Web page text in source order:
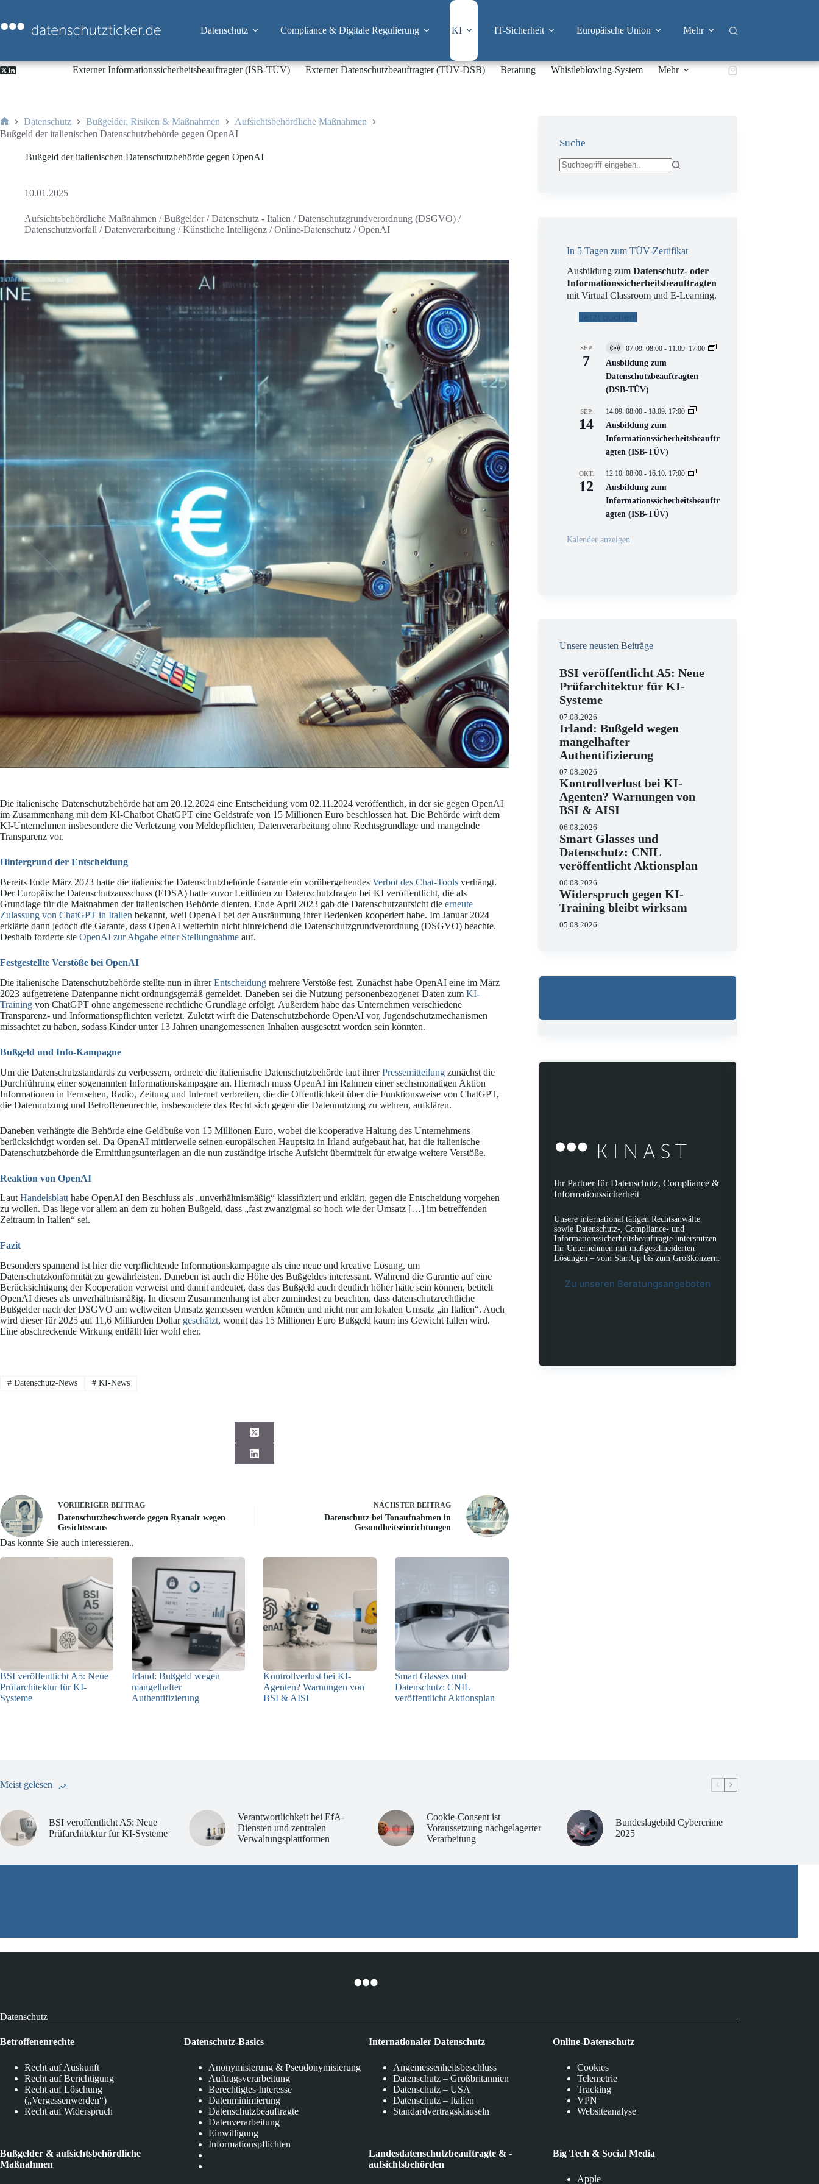
springen
Datenschutz Compliance & Digitale Regulierung KI IT-Sicherheit Europäische Union Mehr
Externer Informationssicherheitsbeauftragter (ISB-TÜV) Externer Datenschutzbeauftragter (TÜV-DSB) Beratung Whistleblowing-System Mehr Warenkorb
Start
Datenschutz Bußgelder, Risiken & Maßnahmen
Aufsichtsbehördliche Maßnahmen
Bußgeld der italienischen Datenschutzbehörde gegen OpenAI
Bußgeld der italienischen Datenschutzbehörde gegen OpenAI
10.01.2025
Aufsichtsbehördliche Maßnahmen /Bußgelder/Datenschutz - Italien /Datenschutzgrundverordnung (DSGVO) /
Datenschutzvorfall /Datenverarbeitung /Künstliche Intelligenz /Online-Datenschutz /OpenAI
Die italienische Datenschutzbehörde hat am 20.12.2024 eine Entscheidung vom 02.11.2024 veröffentlich, in der sie gegen OpenAI
im Zusammenhang mit dem KI-Chatbot ChatGPT eine Geldstrafe von 15 Millionen Euro beschlossen hat. Die Behörde wirft dem
KI-Unternehmen insbesondere die Verletzung von Meldepflichten, Datenverarbeitung ohne Rechtsgrundlage und mangelnde
Transparenz vor.
Hintergrund der Entscheidung
Bereits Ende März 2023 hatte die italienische Datenschutzbehörde Garante ein vorübergehendes Verbot des Chat-Tools verhängt.
Der Europäische Datenschutzausschuss (EDSA) hatte zuvor Leitlinien zu Datenschutzfragen bei KI veröffentlicht, die als
Grundlage für die Maßnahmen der italienischen Behörde dienten. Ende April 2023 gab die Datenschutzaufsicht die erneute
Zulassung von ChatGPT in Italien bekannt, weil OpenAI bei der Ausräumung ihrer Bedenken kooperiert habe. Im Januar 2024
erklärte dann jedoch die Garante, dass OpenAI weiterhin nicht hinreichend die Datenschutzgrundverordnung (DSGVO) beachte.
Deshalb forderte sie OpenAI zur Abgabe einer Stellungnahme auf.
Festgestellte Verstöße bei OpenAI
Die italienische Datenschutzbehörde stellte nun in ihrerEntscheidung mehrere Verstöße fest. Zunächst habe OpenAI eine im März
2023 aufgetretene Datenpanne nicht ordnungsgemäß gemeldet. Daneben sei die Nutzung personenbezogener Daten zum KI-
Training von ChatGPT ohne angemessene rechtliche Grundlage erfolgt. Außerdem habe das Unternehmen verschiedene
Transparenz- und Informationspflichten verletzt. Zuletzt wirft die Datenschutzbehörde OpenAI vor, Jugendschutzmechanismen
missachtet zu haben, sodass Kinder unter 13 Jahren unangemessenen Inhalten ausgesetzt worden sein könnten.
Bußgeld und Info-Kampagne
Um die Datenschutzstandards zu verbessern, ordnete die italienische Datenschutzbehörde laut ihrerPressemitteilung zunächst die
Durchführung einer sogenannten Informationskampagne an. Hiernach muss OpenAI im Rahmen einer sechsmonatigen Aktion
Informationen in Fernsehen, Radio, Zeitung und Internet verbreiten, die die Öffentlichkeit über die Funktionsweise von ChatGPT,
die Datennutzung und Betroffenenrechte, insbesondere das Recht sich gegen die Datennutzung zu wehren, aufklären.
Daneben verhängte die Behörde eine Geldbuße von 15 Millionen Euro, wobei die kooperative Haltung des Unternehmens
berücksichtigt worden sei. Da OpenAI mittlerweile seinen europäischen Hauptsitz in Irland aufgebaut hat, hat die italienische
Datenschutzbehörde die Ermittlungsunterlagen an die nun zuständige irische Aufsicht übermittelt für etwaige weitere Verstöße.
Reaktion von OpenAI
LautHandelsblatthabe OpenAI den Beschluss als „unverhältnismäßig“ klassifiziert und erklärt, gegen die Entscheidung vorgehen
zu wollen. Das liege vor allem an dem zu hohen Bußgeld, dass „fast zwanzigmal so hoch wie der Umsatz […] im betreffenden
Zeitraum in Italien“ sei.
Fazit
Besonders spannend ist hier die verpflichtende Informationskampagne als eine neue und kreative Lösung, um
Datenschutzkonformität zu gewährleisten. Daneben ist auch die Höhe des Bußgeldes interessant. Während die Garantie auf eine
Berücksichtigung der Kooperation verweist und damit andeutet, dass das Bußgeld auch deutlich höher hätte sein können, betitelt
OpenAI dieses als unverhältnismäßig. In diesem Zusammenhang ist aber zumindest zu beachten, dass datenschutzrechtliche
Bußgelder nach der DSGVO am weltweiten Umsatz gemessen werden können und nicht nur am lokalen Umsatz „in Italien“. Auch
wird dieser für 2025 auf 11,6 Milliarden Dollar geschätzt, womit das 15 Millionen Euro Bußgeld kaum ins Gewicht fallen wird.
Eine abschreckende Wirkung entfällt hier wohl eher.
#Datenschutz-News #KI-News
VORHERIGER BEITRAG
Datenschutzbeschwerde gegen Ryanair wegen
Gesichtsscans
NÄCHSTER BEITRAG
Datenschutz bei Tonaufnahmen in
Gesundheitseinrichtungen
Das könnte Sie auch interessieren..
BSI veröffentlicht A5: Neue
Prüfarchitektur für KI-
Systeme
Irland: Bußgeld wegen
mangelhafter
Authentifizierung
Kontrollverlust bei KI-
Agenten? Warnungen von
BSI & AISI
Smart Glasses und
Datenschutz: CNIL
veröffentlicht Aktionsplan
Suche
In 5 Tagen zum TÜV-Zertifikat
Ausbildung zumDatenschutz- oder
Informationssicherheitsbeauftragten
mit Virtual Classroom und E-Learning.
Jetzt buchen!
SEP.
7
V
i
t
u
l
V
e
r
n
s
t
a
t
n
07.09. 08:00 - 11.09. 17:00
Ausbildung zum
Datenschutzbeauftragten
(DSB-TÜV)
SEP.
14
14.09. 08:00 - 18.09. 17:00
Ausbildung zum
Informationssicherheitsbeauftr
agten (ISB-TÜV)
OKT.
12
12.10. 08:00 - 16.10. 17:00
Ausbildung zum
Informationssicherheitsbeauftr
agten (ISB-TÜV)
Kalender anzeigen
Unsere neusten Beiträge
BSI veröffentlicht A5: Neue
Prüfarchitektur für KI-
Systeme
07.08.2026
Irland: Bußgeld wegen
mangelhafter
Authentifizierung
07.08.2026
Kontrollverlust bei KI-
Agenten? Warnungen von
BSI & AISI
06.08.2026
Smart Glasses und
Datenschutz: CNIL
veröffentlicht Aktionsplan
06.08.2026
Widerspruch gegen KI-
Training bleibt wirksam
05.08.2026
Ihr Partner für Datenschutz, Compliance &
Informationssicherheit
Unsere international tätigen Rechtsanwälte
sowie Datenschutz-, Compliance- und
Informationssicherheitsbeauftragte unterstützen
Ihr Unternehmen mit maßgeschneiderten
Lösungen – vom StartUp bis zum Großkonzern.
Zu unseren Beratungsangeboten
Meist gelesen
BSI veröffentlicht A5: Neue
Prüfarchitektur für KI-Systeme
Verantwortlichkeit bei EfA-
Diensten und zentralen
Verwaltungsplattformen
Cookie-Consent ist
Voraussetzung nachgelagerter
Verarbeitung
Bundeslagebild Cybercrime
2025
Datenschutz
Betroffenenrechte
Recht auf Auskunft
Recht auf Berichtigung
Recht auf Löschung
(„Vergessenwerden“)
Recht auf Widerspruch
Bußgelder & aufsichtsbehördliche
Maßnahmen
Datenschutz-Basics
Anonymisierung & Pseudonymisierung
Auftragsverarbeitung
Berechtigtes Interesse
Datenminimierung
Datenschutzbeauftragte
Datenverarbeitung
Einwilligung
Informationspflichten
Internationaler Datenschutz
Angemessenheitsbeschluss
Datenschutz – Großbritannien
Datenschutz – USA
Datenschutz – Italien
Standardvertragsklauseln
Landesdatenschutzbeauftragte & -
aufsichtsbehörden
Online-Datenschutz
Cookies
Telemetrie
Tracking
VPN
Websiteanalyse
Big Tech & Social Media
Apple